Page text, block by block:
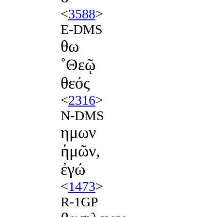
<3588>
E-DMS
θω
˚Θεῷ
θεός
<2316>
N-DMS
ημων
ἡμῶν,
ἐγώ
<1473>
R-1GP